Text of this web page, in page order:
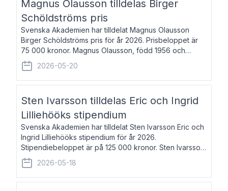
Magnus Olausson tilldelas Birger
Schöldströms pris
Svenska Akademien har tilldelat Magnus Olausson
Birger Schöldströms pris för år 2026. Prisbeloppet är
75 000 kronor. Magnus Olausson, född 1956 och
bosatt i Stockholm, är konstvetare, museiman och
hovman. Han disputerade 1993 vid Uppsala un
2026-05-20
Sten Ivarsson tilldelas Eric och Ingrid
Lilliehööks stipendium
Svenska Akademien har tilldelat Sten Ivarsson Eric och
Ingrid Lilliehööks stipendium för år 2026.
Stipendiebeloppet är på 125 000 kronor. Sten Ivarsson,
född 1979, är mediateksamordnare vid
Söderslättsgymnasiet i Trelleborg. Här har han på
2026-05-18